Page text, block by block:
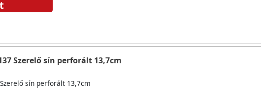
Szerelő sín perforált 13,7cm
sín perforált 13,7cm